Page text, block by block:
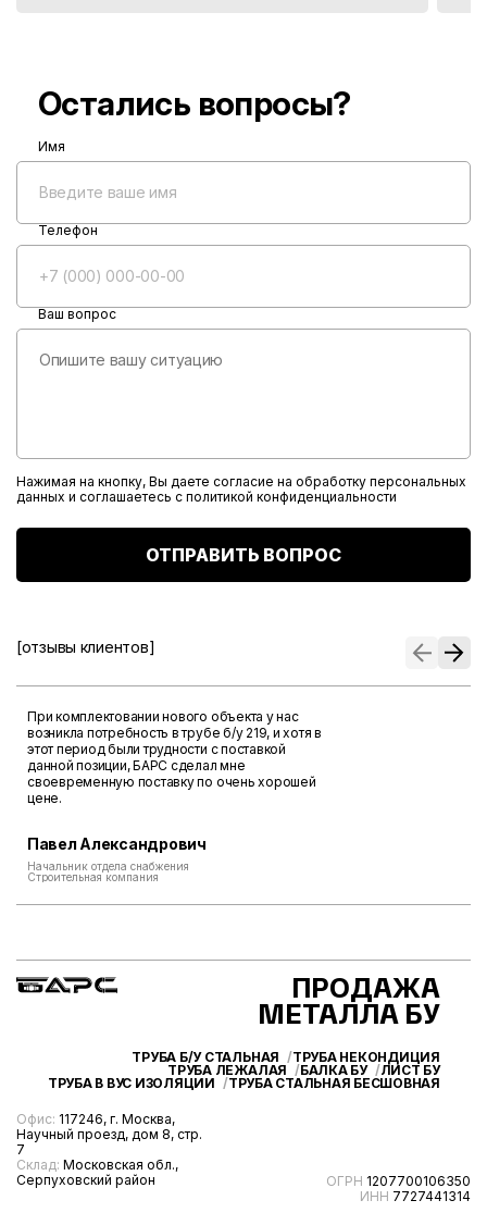
Остались вопросы?
Имя
Телефон
Ваш вопрос
Нажимая на кнопку, Вы даете согласие на обработку персональных
данных и соглашаетесь с политикой конфиденциальности
ОТПРАВИТЬ ВОПРОС
[отзывы клиентов]
При комплектовании нового объекта у нас
возникла потребность в трубе б/у 219, и хотя в
этот период были трудности с поставкой
данной позиции, БАРС сделал мне
своевременную поставку по очень хорошей
цене.
Павел Александрович
Начальник отдела снабжения
Строительная компания
Офис: 117246, г. Москва,
Научный проезд, дом 8, стр.
7
Склад: Московская обл.,
Серпуховский район
ОГРН 1207700106350
ИНН 7727441314
ПРОДАЖА
МЕТАЛЛА БУ
ТРУБА Б/У СТАЛЬНАЯ
ТРУБА НЕКОНДИЦИЯ
ТРУБА ЛЕЖАЛАЯ
БАЛКА БУ
ЛИСТ БУ
ТРУБА В ВУС ИЗОЛЯЦИИ
ТРУБА СТАЛЬНАЯ БЕСШОВНАЯ